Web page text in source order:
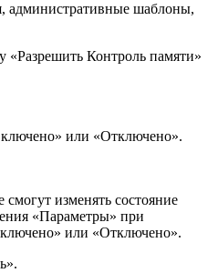
административные шаблоны,
Контроль памяти»
или «Отключено».
изменять состояние
«Параметры» при
или «Отключено».